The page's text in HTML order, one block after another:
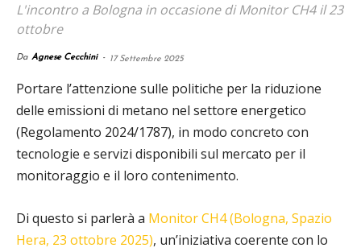
L'incontro a Bologna in occasione di Monitor CH4 il 23
ottobre
Da Agnese Cecchini - 17 Settembre 2025
Portare l’attenzione sulle politiche per la riduzione
delle emissioni di metano nel settore energetico
(Regolamento 2024/1787), in modo concreto con
tecnologie e servizi disponibili sul mercato per il
monitoraggio e il loro contenimento.
Di questo si parlerà a Monitor CH4 (Bologna, Spazio
Hera, 23 ottobre 2025), un’iniziativa coerente con lo